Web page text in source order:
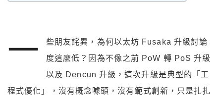
一
些朋友詫異，為何以太坊 Fusaka 升級討論
度這麼低？因為不像之前 PoW 轉 PoS 升級
以及 Dencun 升級，這次升級是典型的「工
程式優化」，沒有概念噱頭，沒有範式創新，只是扎扎